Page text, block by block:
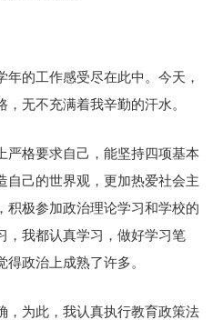
的工作感受尽在此中。今天，
无不充满着我辛勤的汗水。
严格要求自己，能坚持四项基本
自己的世界观，更加热爱社会主
积极参加政治理论学习和学校的
，我都认真学习，做好学习笔
政治上成熟了许多。
，为此，我认真执行教育政策法